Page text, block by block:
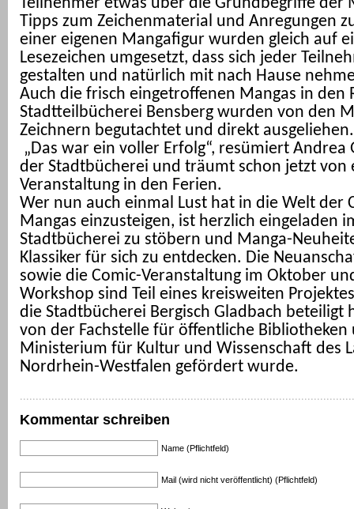
Teilnehmer etwas über die Grundbegriffe der
Tipps zum Zeichenmaterial und Anregungen
einer eigenen Mangafigur wurden gleich auf
Lesezeichen umgesetzt, dass sich jeder
gestalten und natürlich mit nach Hause
Auch die frisch eingetroffenen Mangas in den
Stadtteilbücherei Bensberg wurden von den
Zeichnern begutachtet und direkt ausgeliehen.
„Das war ein voller Erfolg“, resümiert Andrea
der Stadtbücherei und träumt schon jetzt von
Veranstaltung in den Ferien.
Wer nun auch einmal Lust hat in die Welt der
Mangas einzusteigen, ist herzlich eingeladen
Stadtbücherei zu stöbern und Manga-
Klassiker für sich zu entdecken. Die
sowie die Comic-Veranstaltung im Oktober
Workshop sind Teil eines kreisweiten
die Stadtbücherei Bergisch Gladbach beteiligt
von der Fachstelle für öffentliche Bibliotheken
Ministerium für Kultur und Wissenschaft des
Nordrhein-Westfalen gefördert wurde.
Kommentar schreiben
Name (Pflichtfeld)
Mail (wird nicht veröffentlicht) (Pflichtfeld)